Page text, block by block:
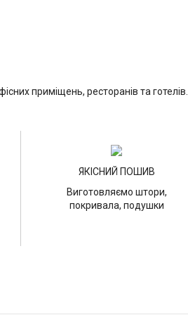
приміщень, ресторанів та готелів.
ЯКІСНИЙ ПОШИВ
Виготовляємо штори,
покривала, подушки